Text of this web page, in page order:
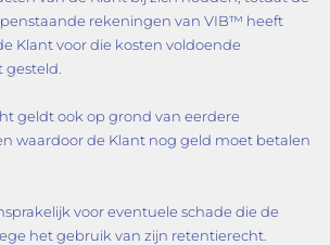
rekeningen van VIB™ heeft
Klant voor die kosten voldoende
geldt ook op grond van eerdere
waardoor de Klant nog geld moet betalen
voor eventuele schade die de
het gebruik van zijn retentierecht.